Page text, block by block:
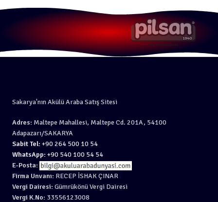
Sakarya'nın Akülü Araba Satış Sitesi
Adres: Maltepe Mahallesi, Maltepe Cd. 201A, 54100
Adapazarı/SAKARYA
Sabit Tel: +90 264 500 10 54
WhatsApp: +90 540 100 54 54
E-Posta:
Firma Unvanı: RECEP İSHAK ÇINAR
Vergi Dairesi: Gümrükönü Vergi Dairesi
Vergi K.No: 33556123008